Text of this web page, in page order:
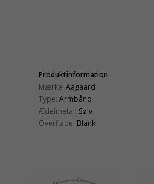
Produktinformation
Mærke: Aagaard
Type: Armbånd
Ædelmetal: Sølv
Overflade: Blank